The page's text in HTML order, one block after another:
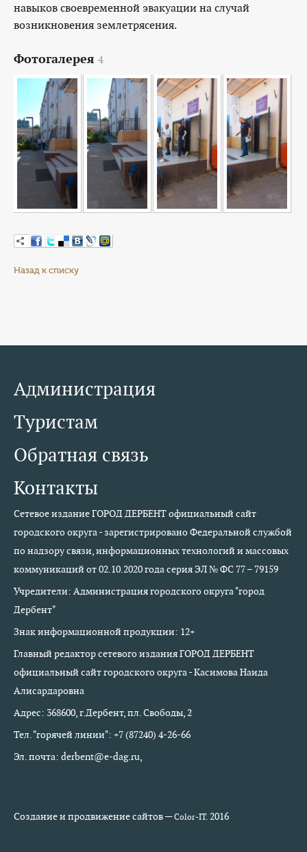
навыков своевременной эвакуации на случай
возникновения землетрясения.
Фотогалерея 4
Назад к списку
Администрация
Туристам
Обратная связь
Контакты
Сетевое издание ГОРОД ДЕРБЕНТ официальный сайт
городского округа - зарегистрировано Федеральной службой
по надзору связи, информационных технологий и массовых
коммуникаций от 02.10.2020 года серия ЭЛ № ФС 77 – 79159
Учредители: Администрация городского округа "город
Дербент"
Знак информационной продукции: 12+
Главный редактор сетевого издания ГОРОД ДЕРБЕНТ
официальный сайт городского округа - Касимова Наида
Алисардаровна
Адрес: 368600, г.Дербент, пл. Свободы, 2
Тел. "горячей линии": +7 (87240) 4-26-66
Эл. почта: derbent@e-dag.ru,
Создание и продвижение сайтов —Color-IT.2016